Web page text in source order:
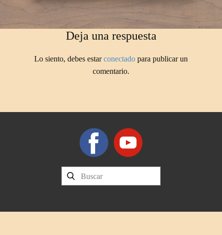
Deja una respuesta
Lo siento, debes estarconectado para publicar un
comentario.